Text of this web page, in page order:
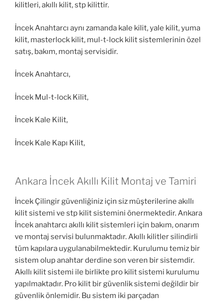
kilitleri, akıllı kilit, stp kilittir.
İncek Anahtarcı aynı zamanda kale kilit, yale kilit, yuma
kilit, masterlock kilit, mul-t-lock kilit sistemlerinin özel
satış, bakım, montaj servisidir.
İncek Anahtarcı,
İncek Mul-t-lock Kilit,
İncek Kale Kilit,
İncek Kale Kapı Kilit,
Ankara İncek Akıllı Kilit Montaj ve Tamiri
İncek Çilingir güvenliğiniz için siz müşterilerine akıllı
kilit sistemi ve stp kilit sistemini önermektedir. Ankara
İncek anahtarcı akıllı kilit sistemleri için bakım, onarım
ve montaj servisi bulunmaktadır. Akıllı kilitler silindirli
tüm kapılara uygulanabilmektedir. Kurulumu temiz bir
sistem olup anahtar derdine son veren bir sistemdir.
Akıllı kilit sistemi ile birlikte pro kilit sistemi kurulumu
yapılmaktadır. Pro kilit bir güvenlik sistemi değildir bir
güvenlik önlemidir. Bu sistem iki parçadan